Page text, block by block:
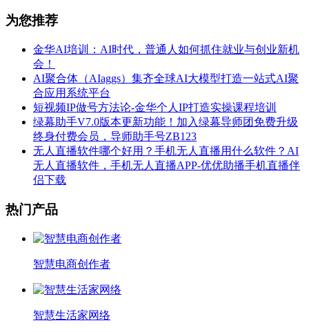
为您推荐
金华AI培训：AI时代，普通人如何抓住就业与创业新机
会！
AI聚合体（AIaggs）集齐全球AI大模型打造一站式AI聚
合应用系统平台
短视频IP做号方法论-金华个人IP打造实操课程培训
绿幕助手V7.0版本更新功能！加入绿幕导师团免费升级
终身付费会员，导师助手号ZB123
无人直播软件哪个好用？手机无人直播用什么软件？AI
无人直播软件，手机无人直播APP-优优助播手机直播伴
侣下载
热门产品
智慧电商创作者
智慧生活家网络